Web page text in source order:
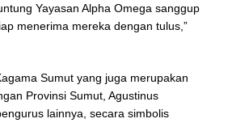
Yayasan Alpha Omega sanggup
menerima mereka dengan tulus,”
Sumut yang juga merupakan
Provinsi Sumut, Agustinus
lainnya, secara simbolis